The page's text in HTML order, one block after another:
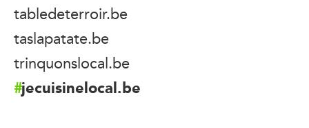
tabledeterroir.be
taslapatate.be
trinquonslocal.be
jecuisinelocal.be